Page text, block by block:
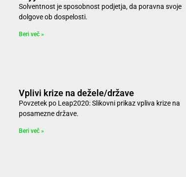
Solventnost je sposobnost podjetja, da poravna svoje
dolgove ob dospelosti.
Beri več »
Vplivi krize na dežele/države
Povzetek po Leap2020: Slikovni prikaz vpliva krize na
posamezne države.
Beri več »